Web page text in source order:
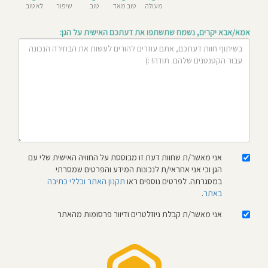
מעולה טוב מאד טוב
שיפור
לא טוב
אמא/אבא יקרים, נשמח שתשתפו את דעתכם האישית על הגן:
אני מאשר/ת שחוות דעת זו מבוססת על החוויה האישית שלי עם
הגן וכי אני אחראי/ת לנכונות המידע והפרטים שמסרתי
במסגרתה. לפרטים נוספים ראו תקנון האתר וכללי כתיבה
באתר.
אני מאשר/ת קבלת ניוזלטרים ודיוור פרסומות מהאתר